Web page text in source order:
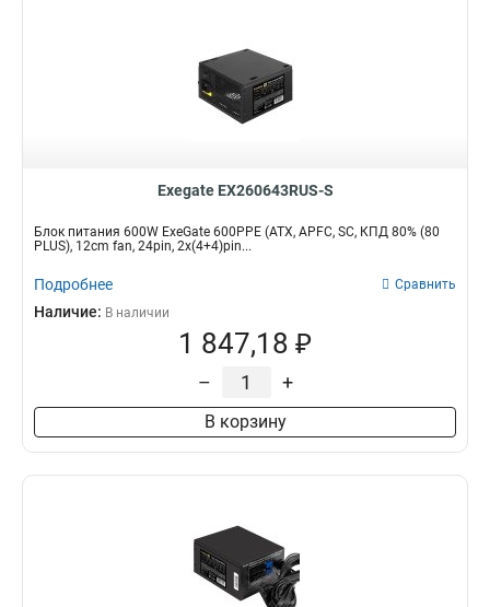
Exegate EX260643RUS-S
Блок питания 600W ExeGate 600PPE (ATX, APFC, SC, КПД 80% (80
PLUS), 12cm fan, 24pin, 2x(4+4)pin...
Подробнее Сравнить
Наличие: В наличии
1 847,18 ₽
– +
В корзину